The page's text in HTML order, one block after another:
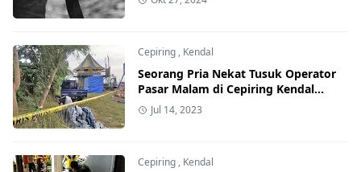
Cepiring, Kendal
Seorang Pria Nekat Tusuk Operator
Pasar Malam di Cepiring Kendal
Gegara Tak Diberi Uang Keamanan
Jul 14, 2023
Cepiring, Kendal